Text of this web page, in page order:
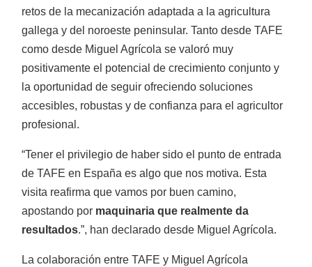
Arranca patatas
Motoazadas
retos de la mecanización adaptada a la agricultura
gallega y del noroeste peninsular. Tanto desde TAFE
como desde Miguel Agrícola se valoró muy
positivamente el potencial de crecimiento conjunto y
la oportunidad de seguir ofreciendo soluciones
accesibles, robustas y de confianza para el agricultor
profesional.
“Tener el privilegio de haber sido el punto de entrada
de TAFE en España es algo que nos motiva. Esta
visita reafirma que vamos por buen camino,
apostando por maquinaria que realmente da
resultados.”, han declarado desde Miguel Agrícola.
La colaboración entre TAFE y Miguel Agrícola